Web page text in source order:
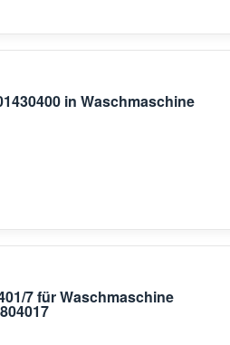
in Waschmaschine
7 für Waschmaschine